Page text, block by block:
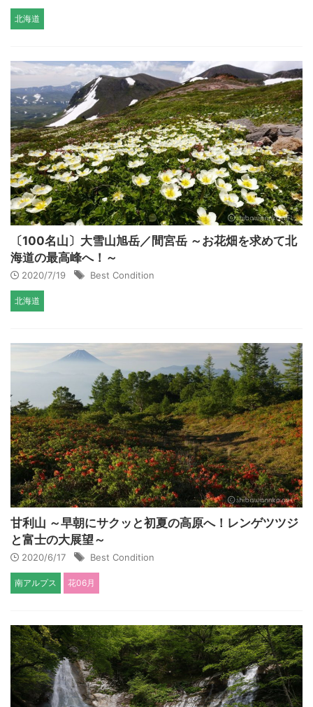
北海道
〔100名山〕大雪山旭岳／間宮岳 ～お花畑を求めて北
海道の最高峰へ！～
2020/7/19 Best Condition
北海道
甘利山 ～早朝にサクッと初夏の高原へ！レンゲツツジ
と富士の大展望～
2020/6/17 Best Condition
南アルプス 花06月